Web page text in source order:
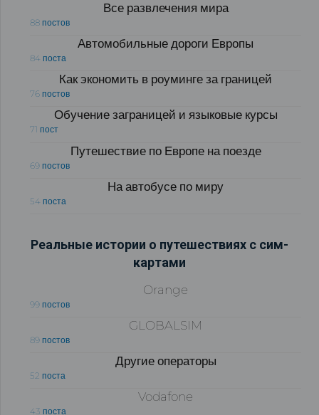
Все развлечения мира
88 постов
Автомобильные дороги Европы
84 поста
Как экономить в роуминге за границей
76 постов
Обучение заграницей и языковые курсы
71 пост
Путешествие по Европе на поезде
69 постов
На автобусе по миру
54 поста
Реальные истории о путешествиях с сим-
картами
Orange
99 постов
GLOBALSIM
89 постов
Другие операторы
52 поста
Vodafone
43 поста